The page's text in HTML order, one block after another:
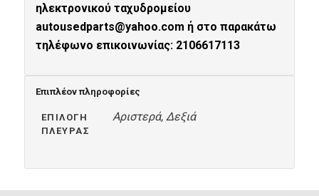
ηλεκτρονικού ταχυδρομείου
autousedparts@yahoo.com ή στο παρακάτω
τηλέφωνο επικοινωνίας: 2106617113
Επιπλέον πληροφορίες
ΕΠΙΛΟΓΉ
ΠΛΕΥΡΆΣ
Αριστερά, Δεξιά